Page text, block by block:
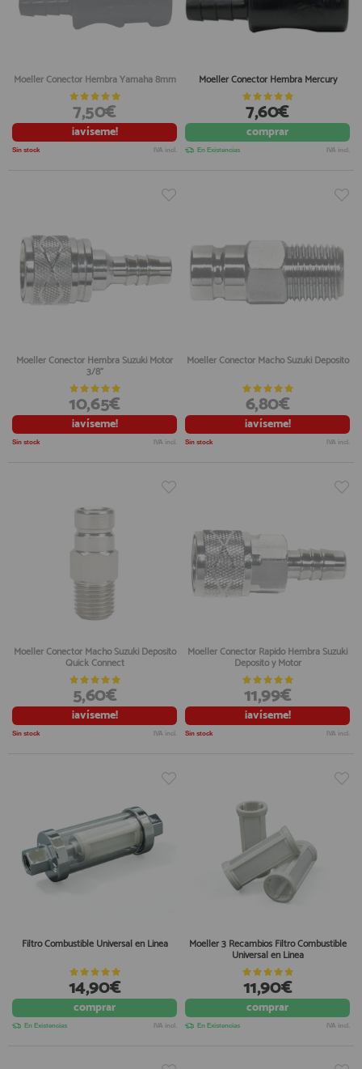
Moeller Conector Hembra Yamaha 8mm
7,50€
¡avíseme!
Sin stock IVA incl.
Moeller Conector Hembra Mercury
7,60€
comprar
En Existencias IVA incl.
Moeller Conector Hembra Suzuki Motor
3/8"
10,65€
¡avíseme!
Sin stock IVA incl.
Moeller Conector Macho Suzuki Deposito
6,80€
¡avíseme!
Sin stock IVA incl.
Moeller Conector Macho Suzuki Deposito
Quick Connect
5,60€
¡avíseme!
Sin stock IVA incl.
Moeller Conector Rapido Hembra Suzuki
Deposito y Motor
11,99€
¡avíseme!
Sin stock IVA incl.
Filtro Combustible Universal en Linea
14,90€
comprar
En Existencias IVA incl.
Moeller 3 Recambios Filtro Combustible
Universal en Linea
11,90€
comprar
En Existencias IVA incl.